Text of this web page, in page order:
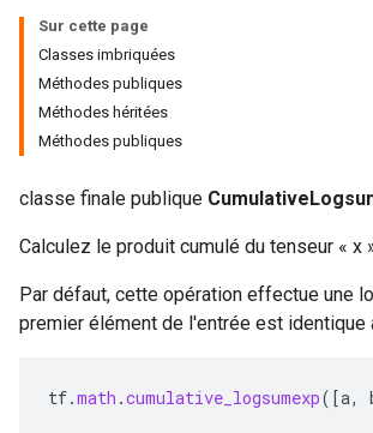
Sur cette page
Classes imbriquées
Méthodes publiques
Méthodes héritées
Méthodes publiques
classe finale publique
Calculez le produit cumulé du tenseur « x
Par défaut, cette opération effectue une
premier élément de l'entrée est
tf.math .cumulative_logsumexp( [a,